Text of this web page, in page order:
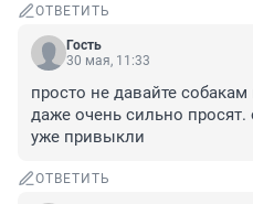
ОТВЕТИТЬ
Гость
30 мая, 11:33
просто не давайте
даже очень сильно просят.
уже привыкли
ОТВЕТИТЬ